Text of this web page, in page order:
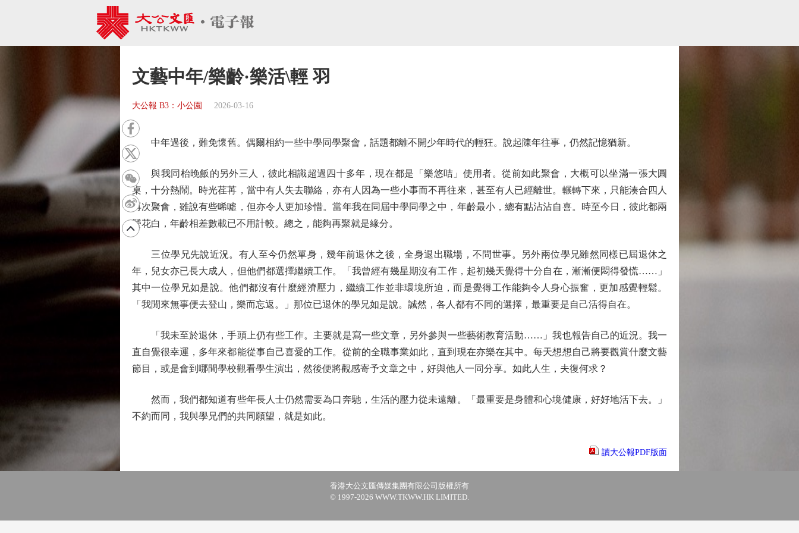
文藝中年/樂齡·樂活\輕 羽
大公報 B3：小公園 2026-03-16
中年過後，難免懷舊。偶爾相約一些中學同學聚會，話題都離不開少年時代的輕狂。說起陳年往事，仍然記憶猶新。
與我同枱晚飯的另外三人，彼此相識超過四十多年，現在都是「樂悠咭」使用者。從前如此聚會，大概可以坐滿一張大圓
桌，十分熱鬧。時光荏苒，當中有人失去聯絡，亦有人因為一些小事而不再往來，甚至有人已經離世。輾轉下來，只能湊合四人
再次聚會，雖說有些唏噓，但亦令人更加珍惜。當年我在同屆中學同學之中，年齡最小，總有點沾沾自喜。時至今日，彼此都兩
鬢花白，年齡相差數載已不用計較。總之，能夠再聚就是緣分。
三位學兄先說近況。有人至今仍然單身，幾年前退休之後，全身退出職場，不問世事。另外兩位學兄雖然同樣已屆退休之
年，兒女亦已長大成人，但他們都選擇繼續工作。「我曾經有幾星期沒有工作，起初幾天覺得十分自在，漸漸便悶得發慌……」
其中一位學兄如是說。他們都沒有什麼經濟壓力，繼續工作並非環境所迫，而是覺得工作能夠令人身心振奮，更加感覺輕鬆。
「我閒來無事便去登山，樂而忘返。」那位已退休的學兄如是說。誠然，各人都有不同的選擇，最重要是自己活得自在。
「我未至於退休，手頭上仍有些工作。主要就是寫一些文章，另外參與一些藝術教育活動……」我也報告自己的近況。我一
直自覺很幸運，多年來都能從事自己喜愛的工作。從前的全職事業如此，直到現在亦樂在其中。每天想想自己將要觀賞什麼文藝
節目，或是會到哪間學校觀看學生演出，然後便將觀感寄予文章之中，好與他人一同分享。如此人生，夫復何求？
然而，我們都知道有些年長人士仍然需要為口奔馳，生活的壓力從未遠離。「最重要是身體和心境健康，好好地活下去。」
不約而同，我與學兄們的共同願望，就是如此。
讀大公報PDF版面
香港大公文匯傳媒集團有限公司版權所有
© 1997-2026 WWW.TKWW.HK LIMITED.